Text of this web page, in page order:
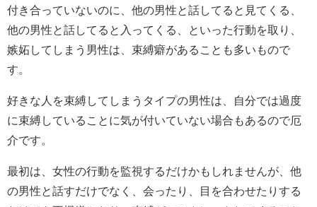
付き合っていないのに、他の男性と話してると見てくる、
他の男性と話してると入ってくる、といった行動を取り、
嫉妬してしまう男性は、束縛癖があることも多いもので
す。
好きな人を束縛してしまうタイプの男性は、自分では過度
に束縛していることに気が付いていない場合もあるので厄
介です。
最初は、女性の行動を監視するだけかもしれませんが、他
の男性と話すだけでなく、会ったり、目を合わせたりする